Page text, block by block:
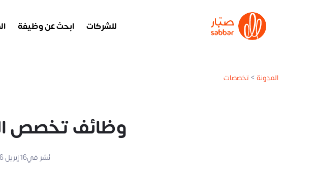
للشركات ابحث عن وظيفة
المدونة>تخصصات
وظائف تخصص
نُشر في16 إبريل 2026